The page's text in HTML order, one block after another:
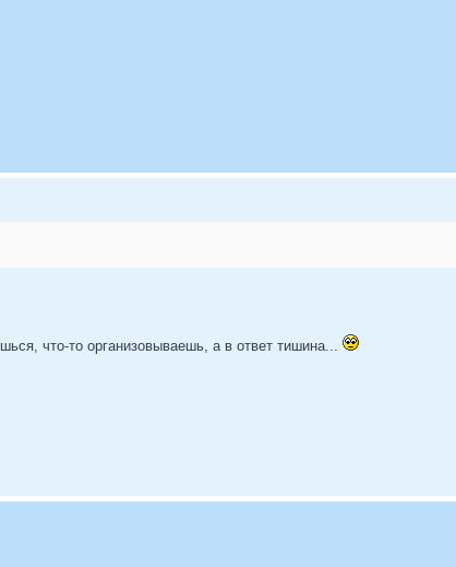
что-то организовываешь, а в ответ тишина...